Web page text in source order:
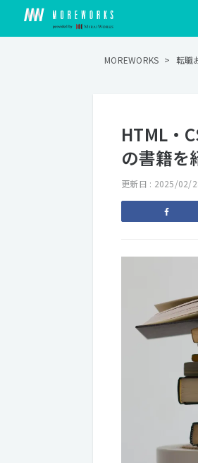
MOREWORKS > 転職
HTML・
の書籍を
更新日 : 2025/02/